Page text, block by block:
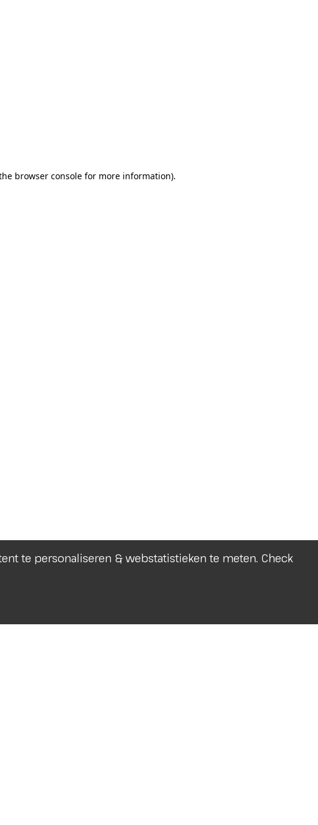
te personaliseren & webstatistieken te meten. Check
browser console for more information).